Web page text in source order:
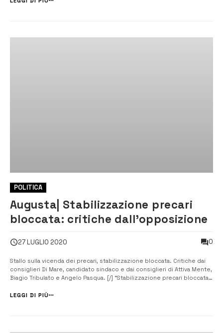
POLITICA
Augusta| Stabilizzazione precari
bloccata: critiche dall’opposizione
27 LUGLIO 2020 0
Stallo sulla vicenda dei precari, stabilizzazione bloccata. Critiche dai
consiglieri Di Mare, candidato sindaco e dai consiglieri di Attiva Mente,
Biagio Tribulato e Angelo Pasqua. [/] “Stabilizzazione precari bloccata,
consuntivo 2019: incompetenza e malafede”. Lo dichiara il ...
LEGGI DI PIÙ